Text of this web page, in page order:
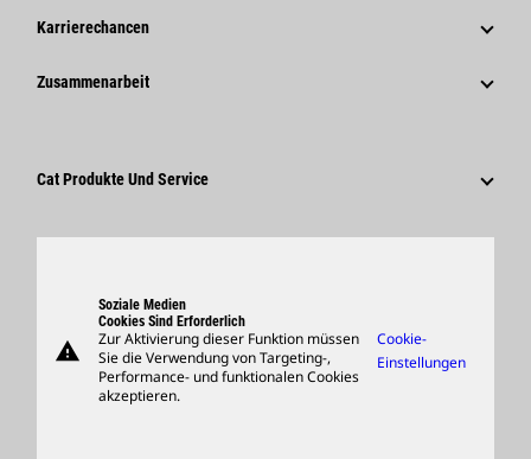
Verhaltenskodex
Innovation
Unternehmensweite Pressemitteilungen
Karrierechancen
Warum Caterpillar?
Zusammenarbeit
Lieferanten
Cat Produkte Und Service
Support
Merchandise
Händler Suchen
warning
Soziale Medien
Cookies Sind Erforderlich
Zur Aktivierung dieser Funktion müssen
Sie die Verwendung von Targeting-,
Performance- und funktionalen Cookies
akzeptieren.
Cookie-
Einstellungen